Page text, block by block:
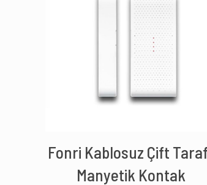
Fonri Kablosuz Çift
Manyetik Kontak